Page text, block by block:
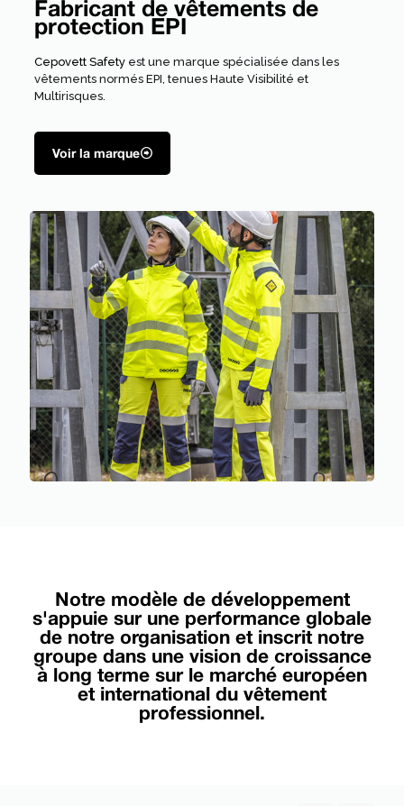
Fabricant de vêtements de
protection EPI
Cepovett Safety est une marque spécialisée dans les
vêtements normés EPI, tenues Haute Visibilité et
Multirisques.
Voir la marque
Notre modèle de développement
s'appuie sur une performance globale
de notre organisation et inscrit notre
groupe dans une vision de croissance
à long terme sur le marché européen
et international du vêtement
professionnel.